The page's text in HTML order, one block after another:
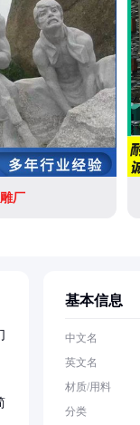
厂
基本信息
中文名
英文名
材质/用料
分类